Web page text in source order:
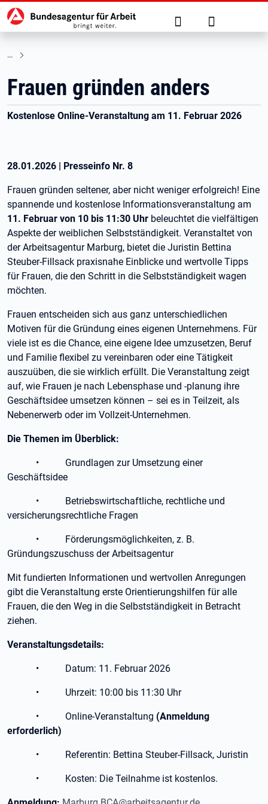
zu den Hauptinhalten springen
Hauptnavigation Suche Anmelden
Frauen gründen anders
Kostenlose Online-Veranstaltung am 11. Februar 2026
28.01.2026 | Presseinfo Nr. 8
Frauen gründen seltener, aber nicht weniger erfolgreich! Eine
spannende und kostenlose Informationsveranstaltung am
11. Februar von 10 bis 11:30 Uhr beleuchtet die vielfältigen
Aspekte der weiblichen Selbstständigkeit. Veranstaltet von
der Arbeitsagentur Marburg, bietet die Juristin Bettina
Steuber-Fillsack praxisnahe Einblicke und wertvolle Tipps
für Frauen, die den Schritt in die Selbstständigkeit wagen
möchten.
Frauen entscheiden sich aus ganz unterschiedlichen
Motiven für die Gründung eines eigenen Unternehmens. Für
viele ist es die Chance, eine eigene Idee umzusetzen, Beruf
und Familie flexibel zu vereinbaren oder eine Tätigkeit
auszuüben, die sie wirklich erfüllt. Die Veranstaltung zeigt
auf, wie Frauen je nach Lebensphase und -planung ihre
Geschäftsidee umsetzen können – sei es in Teilzeit, als
Nebenerwerb oder im Vollzeit-Unternehmen.
Die Themen im Überblick:
• Grundlagen zur Umsetzung einer
Geschäftsidee
• Betriebswirtschaftliche, rechtliche und
versicherungsrechtliche Fragen
• Förderungsmöglichkeiten, z. B.
Gründungszuschuss der Arbeitsagentur
Mit fundierten Informationen und wertvollen Anregungen
gibt die Veranstaltung erste Orientierungshilfen für alle
Frauen, die den Weg in die Selbstständigkeit in Betracht
ziehen.
Veranstaltungsdetails:
• Datum: 11. Februar 2026
• Uhrzeit: 10:00 bis 11:30 Uhr
• Online-Veranstaltung (Anmeldung
erforderlich)
• Referentin: Bettina Steuber-Fillsack, Juristin
• Kosten: Die Teilnahme ist kostenlos.